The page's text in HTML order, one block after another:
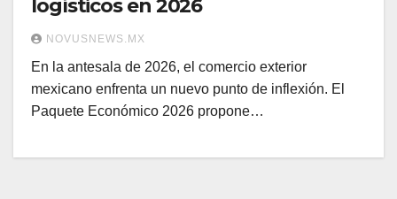
logísticos en 2026
NOVUSNEWS.MX
En la antesala de 2026, el comercio exterior
mexicano enfrenta un nuevo punto de inflexión. El
Paquete Económico 2026 propone…